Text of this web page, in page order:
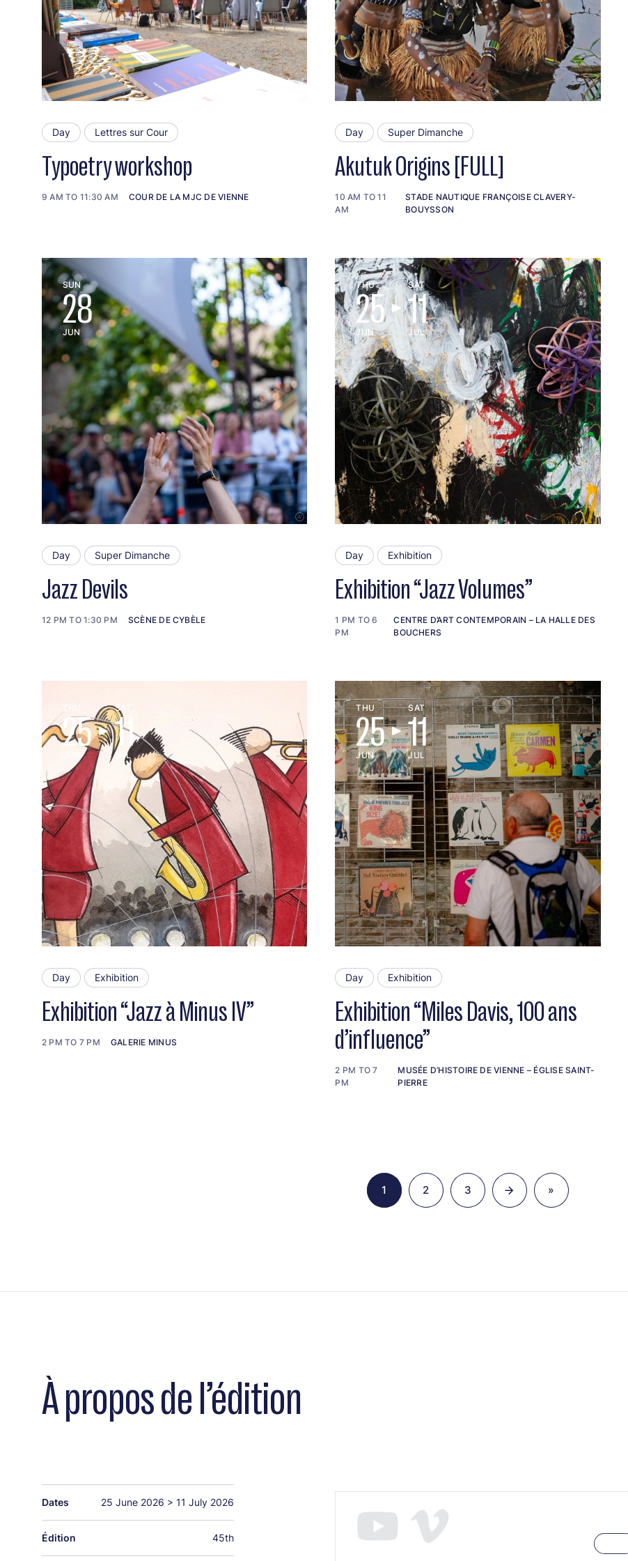
Day Lettres sur Cour
Typoetry workshop
9 AM TO 11:30 AM COUR DE LA MJC DE VIENNE
Day Super Dimanche
Akutuk Origins [FULL]
10 AM TO 11
AM
STADE NAUTIQUE FRANÇOISE CLAVERY-
BOUYSSON
SUN
28
JUN
Day Super Dimanche
Jazz Devils
12 PM TO 1:30 PM SCÈNE DE CYBÈLE
THU
25
JUN
SAT
11
JUL
Day Exhibition
Exhibition “Jazz Volumes”
1 PM TO 6
PM
CENTRE D’ART CONTEMPORAIN – LA HALLE DES
BOUCHERS
THU
25
SAT
11
JUL
Day Exhibition
Exhibition “Jazz à Minus IV”
2 PM TO 7 PM GALERIE MINUS
THU
25
JUN
SAT
11
JUL
Day Exhibition
Exhibition “Miles Davis, 100 ans
d’influence”
2 PM TO 7
PM
MUSÉE D’HISTOIRE DE VIENNE – ÉGLISE SAINT-
PIERRE
Page
1 Page
2 Page
3
Last
page
»
À propos de l’édition
Dates 25 June 2026 > 11 July 2026
Édition 45th